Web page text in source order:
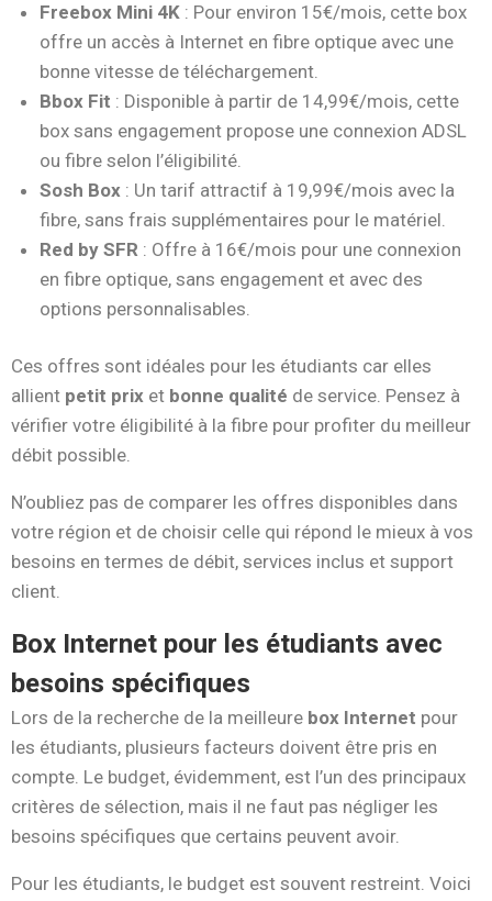
Freebox Mini 4K: Pour environ 15€/mois, cette box
offre un accès à Internet en fibre optique avec une
bonne vitesse de téléchargement.
Bbox Fit : Disponible à partir de 14,99€/mois, cette
box sans engagement propose une connexion ADSL
ou fibre selon l’éligibilité.
Sosh Box : Un tarif attractif à 19,99€/mois avec la
fibre, sans frais supplémentaires pour le matériel.
Red by SFR : Offre à 16€/mois pour une connexion
en fibre optique, sans engagement et avec des
options personnalisables.
Ces offres sont idéales pour les étudiants car elles
allient petit prix et bonne qualité de service. Pensez à
vérifier votre éligibilité à la fibre pour profiter du meilleur
débit possible.
N’oubliez pas de comparer les offres disponibles dans
votre région et de choisir celle qui répond le mieux à vos
besoins en termes de débit, services inclus et support
client.
Box Internet pour les étudiants avec
besoins spécifiques
Lors de la recherche de la meilleure box Internet pour
les étudiants, plusieurs facteurs doivent être pris en
compte. Le budget, évidemment, est l’un des principaux
critères de sélection, mais il ne faut pas négliger les
besoins spécifiques que certains peuvent avoir.
Pour les étudiants, le budget est souvent restreint. Voici